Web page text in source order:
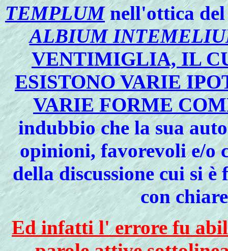
TEMPLUMnell'ottica del
ALBIUM
VENTIMIGLIA, IL
ESISTONO VARIE
VARIE FORME
indubbio che la sua
opinioni, favorevoli e/o
della discussione cui si
con
Ed infatti l' errore fu